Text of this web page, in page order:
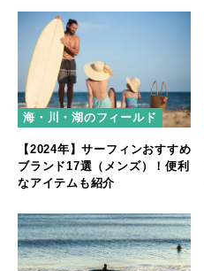
海・川・湖のフィールド
【2024年】サーフィンおすすめ
ブランド17選（メンズ）！便利
なアイテムも紹介